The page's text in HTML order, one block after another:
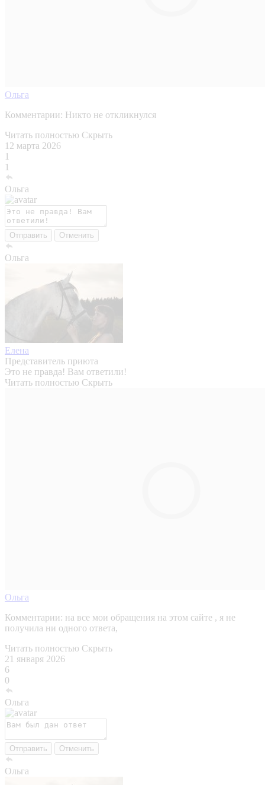
Ольга
Комментарии: Никто не откликнулся
Читать полностью Скрыть
12 марта 2026
1
1
Ольга
Отправить Отменить
Ольга
Елена
Представитель приюта
Это не правда! Вам ответили!
Читать полностью Скрыть
Ольга
Комментарии: на все мои обращения на этом сайте , я не
получила ни одного ответа,
Читать полностью Скрыть
21 января 2026
6
0
Ольга
Отправить Отменить
Ольга